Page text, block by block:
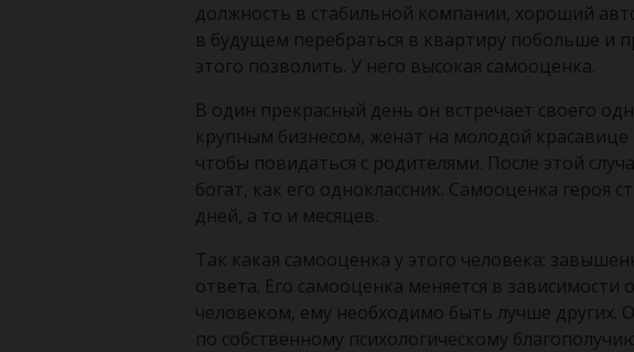
должность в стабильной компании, хороший
в будущем перебраться в квартиру побольше и
этого позволить. У него высокая самооценка.
В один прекрасный день он встречает своего
крупным бизнесом, женат на молодой
чтобы повидаться с родителями. После этой
богат, как его одноклассник. Самооценка героя
дней, а то и месяцев.
Так какая самооценка у этого человека:
ответа. Его самооценка меняется в
человеком, ему необходимо быть лучше других.
по собственному психологическому